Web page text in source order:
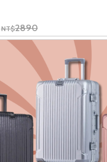
NT$2890